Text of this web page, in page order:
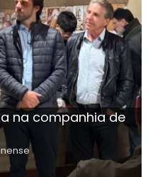
na companhia de